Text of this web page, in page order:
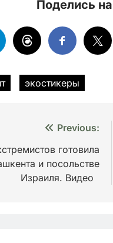
Поделись
экостикеры
Previous:
готовила
и посольстве
Израиля. Видео